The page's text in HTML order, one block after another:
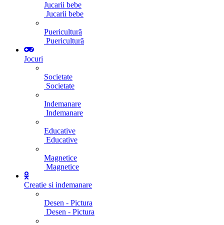
Jucarii bebe
Jucarii bebe
Puericultură
Puericultură
Jocuri
Societate
Societate
Indemanare
Indemanare
Educative
Educative
Magnetice
Magnetice
Creatie si indemanare
Desen - Pictura
Desen - Pictura